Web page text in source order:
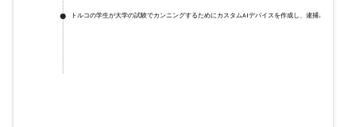
トルコの学生が大学の試験でカンニングするためにカスタムAIデバイスを作成し、逮捕される